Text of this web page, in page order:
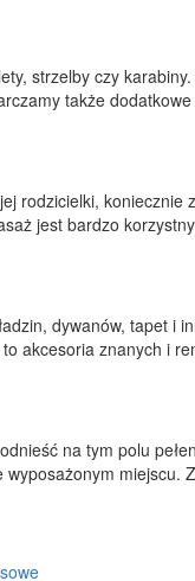
strzelby czy
także
rodzicielki, koniecznie
jest bardzo
dywanów, tapet i
akcesoria znanych i
na tym polu
miejscu.